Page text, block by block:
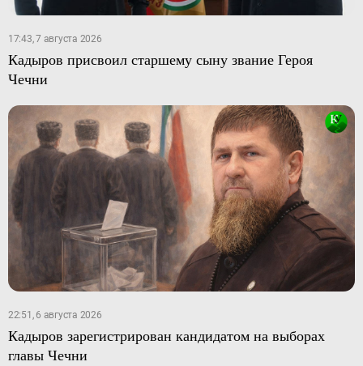
17:43, 7 августа 2026
Кадыров присвоил старшему сыну звание Героя
Чечни
22:51, 6 августа 2026
Кадыров зарегистрирован кандидатом на выборах
главы Чечни